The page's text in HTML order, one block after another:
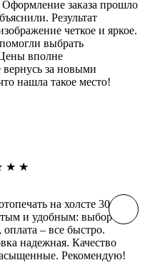
Оформление заказа прошло
Результат
четкое и яркое.
выбрать
вполне
за новыми
нашла такое место!
★ ★
на холсте 30х60.
и удобным: выбор
оплата – все быстро.
надежная. Качество
Рекомендую!